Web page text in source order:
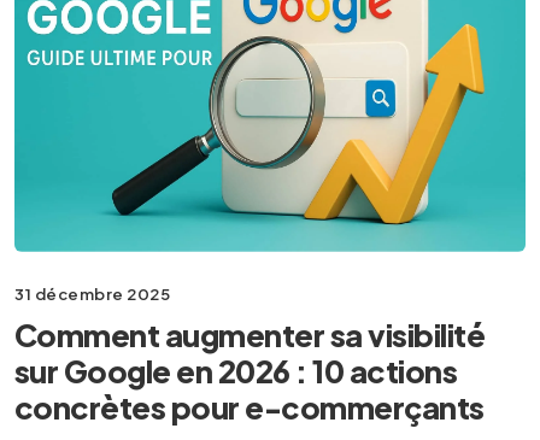
31 décembre 2025
Comment augmenter sa visibilité
sur Google en 2026 : 10 actions
concrètes pour e-commerçants